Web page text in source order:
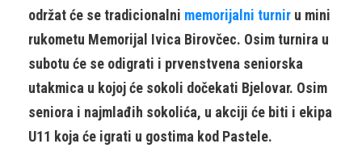
održat će se tradicionalni memorijalni turnir u mini
rukometu Memorijal Ivica Birovčec. Osim turnira u
subotu će se odigrati i prvenstvena seniorska
utakmica u kojoj će sokoli dočekati Bjelovar. Osim
seniora i najmlađih sokolića, u akciji će biti i ekipa
U11 koja će igrati u gostima kod Pastele.